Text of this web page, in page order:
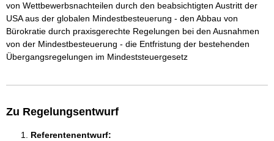
von Wettbewerbsnachteilen durch den beabsichtigten Austritt der
USA aus der globalen Mindestbesteuerung - den Abbau von
Bürokratie durch praxisgerechte Regelungen bei den Ausnahmen
von der Mindestbesteuerung - die Entfristung der bestehenden
Übergangsregelungen im Mindeststeuergesetz
Zu Regelungsentwurf
Referentenentwurf: